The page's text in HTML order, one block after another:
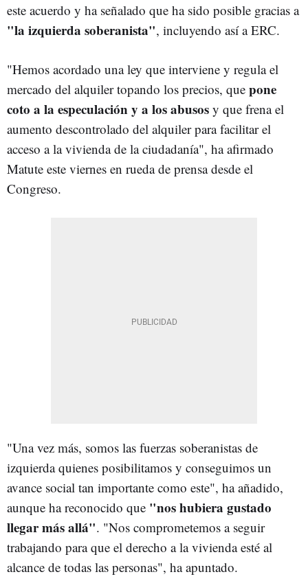
este acuerdo y ha señalado que ha sido posible gracias a
"la izquierda soberanista", incluyendo así a ERC.
"Hemos acordado una ley que interviene y regula el
mercado del alquiler topando los precios, que pone
coto a la especulación y a los abusos y que frena el
aumento descontrolado del alquiler para facilitar el
acceso a la vivienda de la ciudadanía", ha afirmado
Matute este viernes en rueda de prensa desde el
Congreso.
"Una vez más, somos las fuerzas soberanistas de
izquierda quienes posibilitamos y conseguimos un
avance social tan importante como este", ha añadido,
aunque ha reconocido que "nos hubiera gustado
llegar más allá". "Nos comprometemos a seguir
trabajando para que el derecho a la vivienda esté al
alcance de todas las personas", ha apuntado.